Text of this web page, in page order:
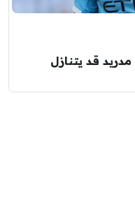
قد يتنازل